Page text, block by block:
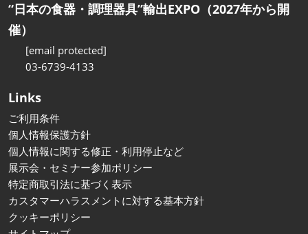
“日本の食器・調理器具”輸出EXPO（2027年から開
催）
[email protected]
03-6739-4133
Links
ご利用条件
個人情報保護方針
個人情報に関する修正・利用停止など
展示会・セミナー参加ポリシー
特定商取引法に基づく表示
カスタマーハラスメントに対する基本方針
クッキーポリシー